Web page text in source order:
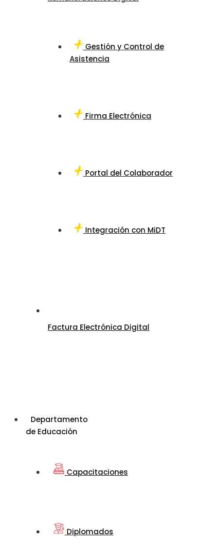
Gestión y Control de
Asistencia
Firma Electrónica
Portal del Colaborador
Integración con MiDT
Factura Electrónica Digital
Departamento
de Educación
Capacitaciones
Diplomados